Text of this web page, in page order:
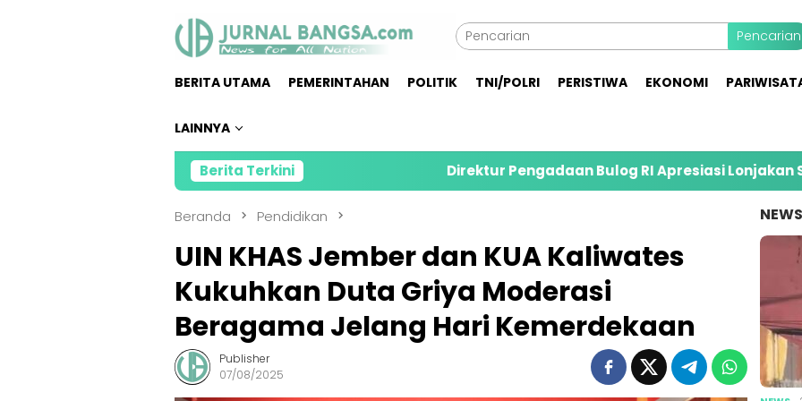
Pencarian
BERITA UTAMA PEMERINTAHAN POLITIK TNI/POLRI PERISTIWA EKONOMI
LAINNYA
Berita Terkini Direktur Pengadaan Bulog RI Apresiasi Lonjakan Serapan
Beranda Pendidikan
UIN KHAS Jember dan KUA Kaliwates
Kukuhkan Duta Griya Moderasi
Beragama Jelang Hari Kemerdekaan
Publisher
07/08/2025
NEWS